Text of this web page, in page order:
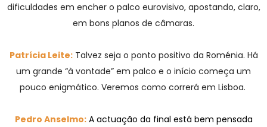
dificuldades em encher o palco eurovisivo, apostando, claro,
em bons planos de câmaras.
Patrícia Leite:Talvez seja o ponto positivo da Roménia. Há
um grande “à vontade” em palco e o início começa um
pouco enigmático. Veremos como correrá em Lisboa.
Pedro Anselmo:A actuação da final está bem pensada